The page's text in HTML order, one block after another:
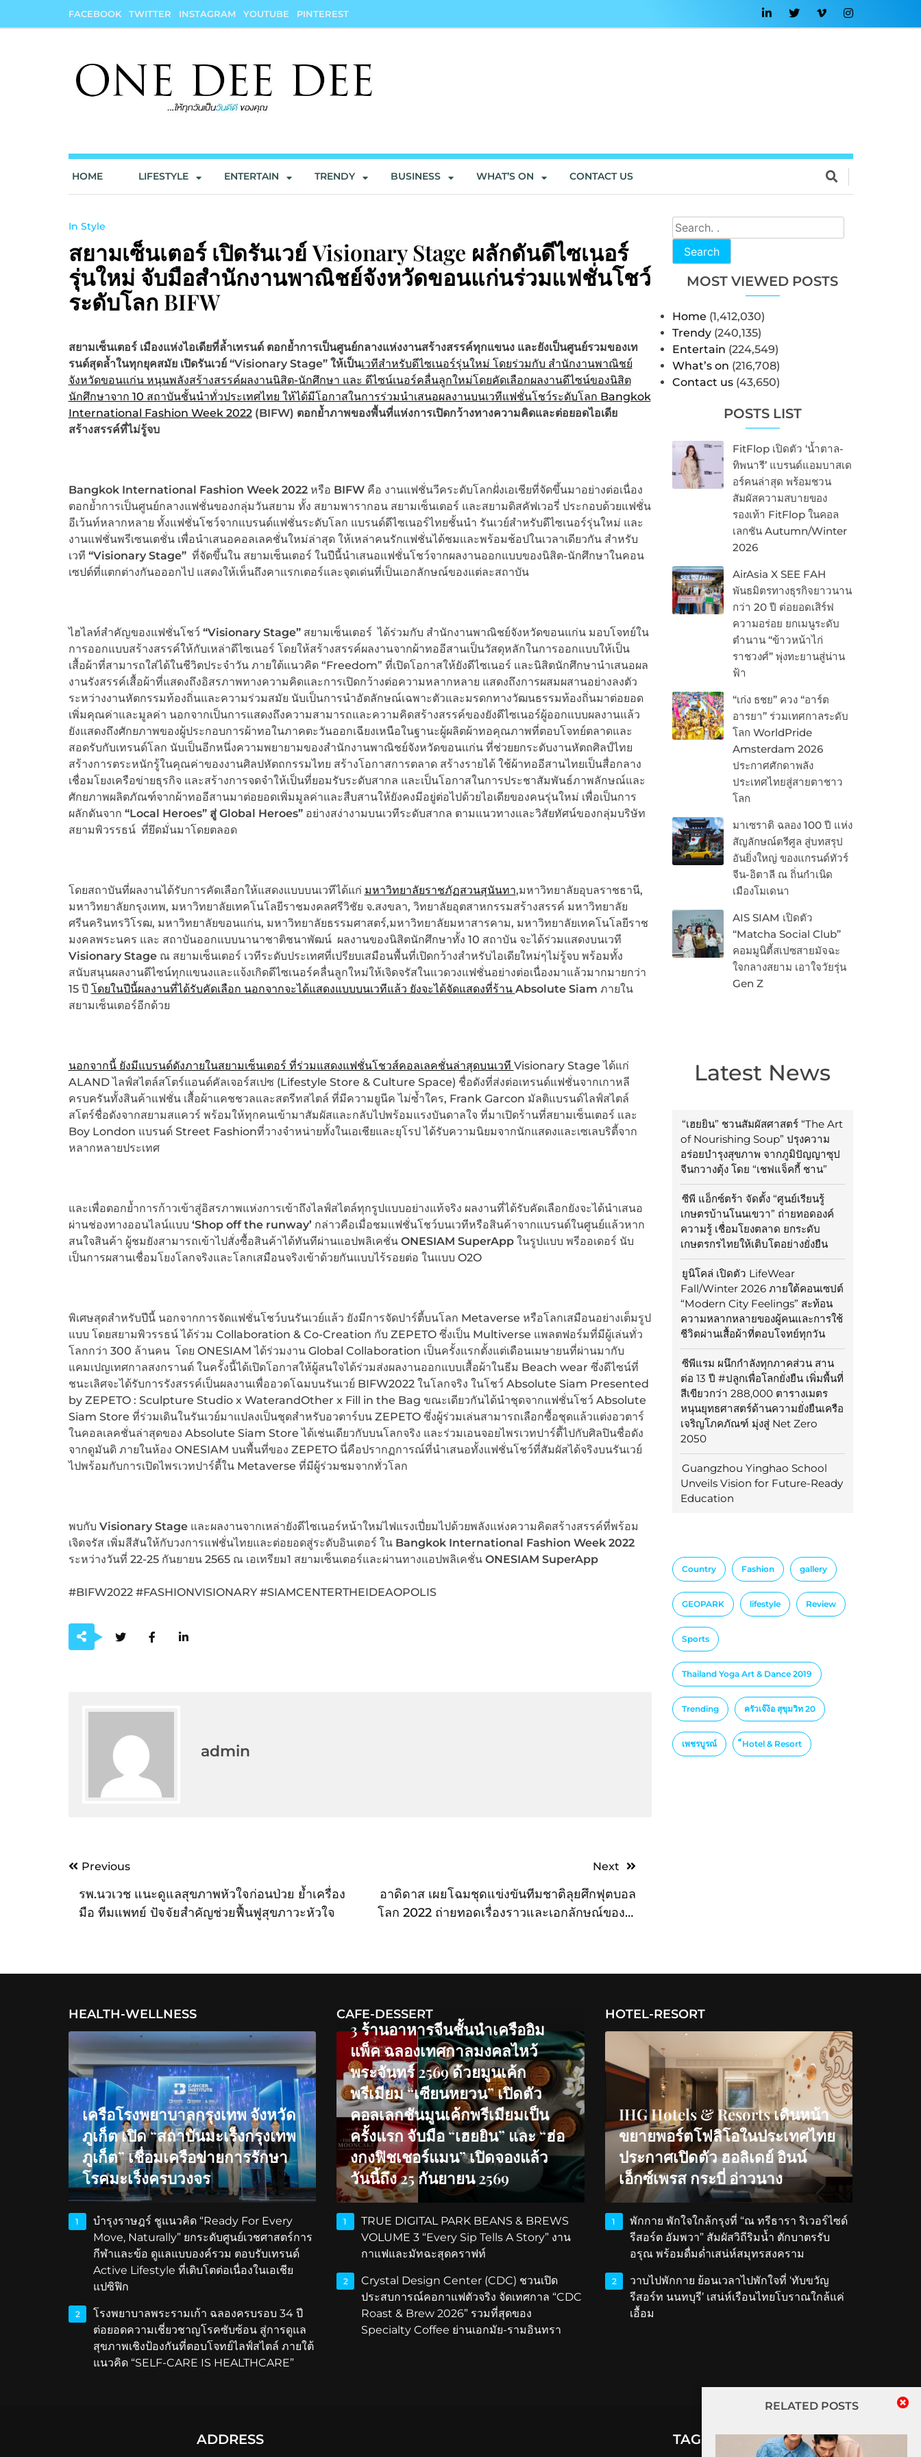
FACEBOOK TWITTER INSTAGRAM YOUTUBE PINTEREST
HOME LIFESTYLE ENTERTAIN TRENDY BUSINESS WHAT’S ON CONTACT US
Search
MOST VIEWED POSTS
Home (1,412,030)
Trendy (240,135)
Entertain (224,549)
What’s on (216,708)
Contact us (43,650)
POSTS LIST
FitFlop เปิดตัว ‘น้ำตาล-
ทิพนารี’ แบรนด์แอมบาสเด
อร์คนล่าสุด พร้อมชวน
สัมผัสความสบายของ
รองเท้า FitFlop ในคอล
เลกชัน Autumn/Winter
2026
AirAsia X SEE FAH
พันธมิตรทางธุรกิจยาวนาน
กว่า 20 ปี ต่อยอดเสิร์ฟ
ความอร่อย ยกเมนูระดับ
ตำนาน “ข้าวหน้าไก่
ราชวงศ์” พุ่งทะยานสู่น่าน
ฟ้า
“เก่ง ธชย” ควง “อาร์ต
อารยา” ร่วมเทศกาลระดับ
โลก WorldPride
Amsterdam 2026
ประกาศศักดาพลัง
ประเทศไทยสู่สายตาชาว
โลก
มาเซราติ ฉลอง 100 ปี แห่ง
สัญลักษณ์ตรีศูล สู่บทสรุป
อันยิ่งใหญ่ ของแกรนด์ทัวร์
จีน-อิตาลี ณ ถิ่นกำเนิด
เมืองโมเดนา
AIS SIAM เปิดตัว
“Matcha Social Club”
คอมมูนิตี้สเปซสายมัจฉะ
ใจกลางสยาม เอาใจวัยรุ่น
Gen Z
Latest News
“เฮยยิน” ชวนสัมผัสศาสตร์ “The Art
of Nourishing Soup” ปรุงความ
อร่อยบำรุงสุขภาพ จากภูมิปัญญาซุป
จีนกวางตุ้ง โดย “เชฟแจ็คกี้ ชาน”
ซีพี แอ็กซ์ตร้า จัดตั้ง “ศูนย์เรียนรู้
เกษตรบ้านโนนเขวา” ถ่ายทอดองค์
ความรู้ เชื่อมโยงตลาด ยกระดับ
เกษตรกรไทยให้เติบโตอย่างยั่งยืน
ยูนิโคล่ เปิดตัว LifeWear
Fall/Winter 2026 ภายใต้คอนเซปต์
“Modern City Feelings” สะท้อน
ความหลากหลายของผู้คนและการใช้
ชีวิตผ่านเสื้อผ้าที่ตอบโจทย์ทุกวัน
ซีพีแรม ผนึกกำลังทุกภาคส่วน สาน
ต่อ 13 ปี #ปลูกเพื่อโลกยั่งยืน เพิ่มพื้นที่
สีเขียวกว่า 288,000 ตารางเมตร
หนุนยุทธศาสตร์ด้านความยั่งยืนเครือ
เจริญโภคภัณฑ์ มุ่งสู่ Net Zero
2050
Guangzhou Yinghao School
Unveils Vision for Future-Ready
Education
Country Fashion gallery
GEOPARK lifestyle Review
Sports
Thailand Yoga Art & Dance 2019
Trending ครัวเจ๊ง้อ สุขุมวิท 20
เพชรบูรณ์ ็Hotel & Resort
In Style
สยามเซ็นเตอร์ เปิดรันเวย์ Visionary Stage ผลักดันดีไซเนอร์
รุ่นใหม่ จับมือสำนักงานพาณิชย์จังหวัดขอนแก่นร่วมแฟชั่นโชว์
ระดับโลก BIFW
สยามเซ็นเตอร์ เมืองแห่งไอเดียที่ล้ำเทรนด์ ตอกย้ำการเป็นศูนย์กลางแห่งงานสร้างสรรค์ทุกแขนง และยังเป็นศูนย์รวมของเท
รนด์สุดล้ำในทุกยุคสมัย เปิดรันเวย์ “Visionary Stage” ให้เป็นเวทีสำหรับดีไซเนอร์รุ่นใหม่ โดยร่วมกับ สำนักงานพาณิชย์
จังหวัดขอนแก่น หนุนพลังสร้างสรรค์ผลงานนิสิต-นักศึกษา และ ดีไซน์เนอร์คลื่นลูกใหม่โดยคัดเลือกผลงานดีไซน์ของนิสิต
นักศึกษาจาก 10 สถาบันชั้นนำทั่วประเทศไทย ให้ได้มีโอกาสในการร่วมนำเสนอผลงานบนเวทีแฟชั่นโชว์ระดับโลก Bangkok
International Fashion Week 2022(BIFW) ตอกย้ำภาพของพื้นที่แห่งการเปิดกว้างทางความคิดและต่อยอดไอเดีย
สร้างสรรค์ที่ไม่รู้จบ
Bangkok International Fashion Week 2022หรือ BIFW คือ งานแฟชั่นวีคระดับโลกฝั่งเอเชียที่จัดขึ้นมาอย่างต่อเนื่อง
ตอกย้ำการเป็นศูนย์กลางแฟชั่นของกลุ่มวันสยาม ทั้ง สยามพารากอน สยามเซ็นเตอร์ และสยามดิสคัฟเวอรี่ ประกอบด้วยแฟชั่น
อีเว้นท์หลากหลาย ทั้งแฟชั่นโชว์จากแบรนด์แฟชั่นระดับโลก แบรนด์ดีไซเนอร์ไทยชั้นนำ รันเวย์สำหรับดีไซเนอร์รุ่นใหม่ และ
งานแฟชั่นพรีเซนเตชั่น เพื่อนำเสนอคอลเลคชั่นใหม่ล่าสุด ให้เหล่าคนรักแฟชั่นได้ชมและพร้อมช้อปในเวลาเดียวกัน สำหรับ
เวที “Visionary Stage”ที่จัดขึ้นใน สยามเซ็นเตอร์ ในปีนี้นำเสนอแฟชั่นโชว์จากผลงานออกแบบของนิสิต-นักศึกษาในคอน
เซปต์ที่แตกต่างกันอออกไป แสดงให้เห็นถึงคาแรกเตอร์และจุดเด่นที่เป็นเอกลักษณ์ของแต่ละสถาบัน
ไฮไลท์สำคัญของแฟชั่นโชว์ “Visionary Stage”สยามเซ็นเตอร์ ได้ร่วมกับ สำนักงานพาณิชย์จังหวัดขอนแก่น มอบโจทย์ใน
การออกแบบสร้างสรรค์ให้กับเหล่าดีไซเนอร์ โดยให้สร้างสรรค์ผลงานจากผ้าทออีสานเป็นวัสดุหลักในการออกแบบให้เป็น
เสื้อผ้าที่สามารถใส่ได้ในชีวิตประจำวัน ภายใต้แนวคิด “Freedom” ที่เปิดโอกาสให้ยังดีไซเนอร์ และนิสิตนักศึกษานำเสนอผล
งานรังสรรค์เสื้อผ้าที่แสดงถึงอิสรภาพทางความคิดและการเปิดกว้างต่อความหลากหลาย แสดงถึงการผสมผสานอย่างลงตัว
ระหว่างงานหัตกรรมท้องถิ่นและความร่วมสมัย นับเป็นการนำอัตลักษณ์เฉพาะตัวและมรดกทางวัฒนธรรมท้องถิ่นมาต่อยอด
เพิ่มคุณค่าและมูลค่า นอกจากเป็นการแสดงถึงความสามารถและความคิดสร้างสรรค์ของยังดีไซเนอร์ผู้ออกแบบผลงานแล้ว
ยังแสดงถึงศักยภาพของผู้ประกอบการผ้าทอในภาคตะวันออกเฉียงเหนือในฐานะผู้ผลิตผ้าทอคุณภาพที่ตอบโจทย์ตลาดและ
สอดรับกับเทรนด์โลก นับเป็นอีกหนึ่งความพยายามของสำนักงานพาณิชย์จังหวัดขอนแก่น ที่ช่วยยกระดับงานหัตถศิลป์ไทย
สร้างการตระหนักรู้ในคุณค่าของงานศิลปหัตถกรรมไทย สร้างโอกาสการตลาด สร้างรายได้ ใช้ผ้าทออีสานไทยเป็นสื่อกลาง
เชื่อมโยงเครือข่ายธุรกิจ และสร้างการจดจำให้เป็นที่ยอมรับระดับสากล และเป็นโอกาสในการประชาสัมพันธ์ภาพลักษณ์และ
ศักยภาพผลิตภัณฑ์จากผ้าทออีสานมาต่อยอดเพิ่มมูลค่าและสืบสานให้ยังคงมีอยู่ต่อไปด้วยไอเดียของคนรุ่นใหม่ เพื่อเป็นการ
ผลักดันจาก “Local Heroes” สู่ Global Heroes”อย่างสง่างามบนเวทีระดับสากล ตามแนวทางและวิสัยทัศน์ของกลุ่มบริษัท
สยามพิวรรธน์ ที่ยึดมั่นมาโดยตลอด
โดยสถาบันที่ผลงานได้รับการคัดเลือกให้แสดงแบบบนเวทีได้แก่ มหาวิทยาลัยราชภัฏสวนสุนันทา,มหาวิทยาลัยอุบลราชธานี,
มหาวิทยาลัยกรุงเทพ, มหาวิทยาลัยเทคโนโลยีราชมงคลศรีวิชัย จ.สงขลา, วิทยาลัยอุตสาหกรรมสร้างสรรค์ มหาวิทยาลัย
ศรีนครินทรวิโรฒ, มหาวิทยาลัยขอนแก่น, มหาวิทยาลัยธรรมศาสตร์,มหาวิทยาลัยมหาสารคาม, มหาวิทยาลัยเทคโนโลยีราช
มงคลพระนคร และ สถาบันออกแบบนานาชาติชนาพัฒน์ ผลงานของนิสิตนักศึกษาทั้ง 10 สถาบัน จะได้ร่วมแสดงบนเวที
Visionary Stageณ สยามเซ็นเตอร์ เวทีระดับประเทศที่เปรียบเสมือนพื้นที่เปิดกว้างสำหรับไอเดียใหม่ๆไม่รู้จบ พร้อมทั้ง
สนับสนุนผลงานดีไซน์ทุกแขนงและแจ้งเกิดดีไซเนอร์คลื่นลูกใหม่ให้เจิดจรัสในแวดวงแฟชั่นอย่างต่อเนื่องมาแล้วมากมายกว่า
15 ปี โดยในปีนี้ผลงานที่ได้รับคัดเลือก นอกจากจะได้แสดงแบบบนเวทีแล้ว ยังจะได้จัดแสดงที่ร้าน Absolute Siam ภายใน
สยามเซ็นเตอร์อีกด้วย
นอกจากนี้ ยังมีแบรนด์ดังภายในสยามเซ็นเตอร์ ที่ร่วมแสดงแฟชั่นโชวส์คอลเลคชั่นล่าสุดบนเวที Visionary Stage ได้แก่
ALAND ไลฟ์สไตล์สโตร์แอนด์คัลเจอร์สเปซ (Lifestyle Store & Culture Space) ชื่อดังที่ส่งต่อเทรนด์แฟชั่นจากเกาหลี
ครบครันทั้งสินค้าแฟชั่น เสื้อผ้าแคชชวลและสตรีทสไตล์ ที่มีความยูนีค ไม่ซ้ำใคร, Frank Garcon มัลติแบรนด์ไลฟ์สไตล์
สโตร์ชื่อดังจากสยามสแควร์ พร้อมให้ทุกคนเข้ามาสัมผัสและกลับไปพร้อมแรงบันดาลใจ ที่มาเปิดร้านที่สยามเซ็นเตอร์ และ
Boy London แบรนด์ Street Fashionที่วางจำหน่ายทั้งในเอเชียและยุโรป ได้รับความนิยมจากนักแสดงและเซเลบริตี้จาก
หลากหลายประเทศ
และเพื่อตอกย้ำการก้าวเข้าสู่อิสรภาพแห่งการเข้าถึงไลฟ์สไตล์ทุกรูปแบบอย่างแท้จริง ผลงานที่ได้รับคัดเลือกยังจะได้นำเสนอ
ผ่านช่องทางออนไลน์แบบ ‘Shop off the runway’ กล่าวคือเมื่อชมแฟชั่นโชว์บนเวทีหรือสินค้าจากแบรนด์ในศูนย์แล้วหาก
สนใจสินค้า ผู้ชมยังสามารถเข้าไปสั่งซื้อสินค้าได้ทันทีผ่านแอปพลิเคชั่น ONESIAM SuperAppในรูปแบบ พรีออเดอร์ นับ
เป็นการผสานเชื่อมโยงโลกจริงและโลกเสมือนจริงเข้าด้วยกันแบบไร้รอยต่อ ในแบบ O2O
พิเศษสุดสำหรับปีนี้ นอกจากการจัดแฟชั่นโชว์บนรันเวย์แล้ว ยังมีการจัดปาร์ตี้บนโลก Metaverse หรือโลกเสมือนอย่างเต็มรูป
แบบ โดยสยามพิวรรธน์ ได้ร่วม Collaboration & Co-Creation กับ ZEPETO ซึ่งเป็น Multiverse แพลตฟอร์มที่มีผู้เล่นทั่ว
โลกกว่า 300 ล้านคน โดย ONESIAM ได้ร่วมงาน Global Collaboration เป็นครั้งแรกตั้งแต่เดือนเมษายนที่ผ่านมากับ
แคมเปญเทศกาลสงกรานต์ ในครั้งนี้ได้เปิดโอกาสให้ผู้สนใจได้ร่วมส่งผลงานออกแบบเสื้อผ้าในธีม Beach wear ซึ่งดีไซน์ที่
ชนะเลิศจะได้รับการรังสรรค์เป็นผลงานเพื่ออวดโฉมบนรันเวย์ BIFW2022 ในโลกจริง ในโชว์ Absolute Siam Presented
by ZEPETO : Sculpture Studio x WaterandOther x Fill in the Bag ขณะเดียวกันได้นำชุดจากแฟชั่นโชว์ Absolute
Siam Store ที่ร่วมเดินในรันเวย์มาแปลงเป็นชุดสำหรับอวตาร์บน ZEPETO ซึ่งผู้ร่วมเล่นสามารถเลือกซื้อชุดแล้วแต่งอวตาร์
ในคอลเลคชั่นล่าสุดของ Absolute Siam Store ได้เช่นเดียวกับบนโลกจริง และร่วมเอนจอยไพรเวทปาร์ตี้ไปกับศิลปินชื่อดัง
จากดูมันดิ ภายในห้อง ONESIAM บนพื้นที่ของ ZEPETO นี่คือปรากฏการณ์ที่นำเสนอทั้งแฟชั่นโชว์ที่สัมผัสได้จริงบนรันเวย์
ไปพร้อมกับการเปิดไพรเวทปาร์ตี้ใน Metaverse ที่มีผู้ร่วมชมจากทั่วโลก
พบกับ Visionary Stageและผลงานจากเหล่ายังดีไซเนอร์หน้าใหม่ไฟแรงเปี่ยมไปด้วยพลังแห่งความคิดสร้างสรรค์ที่พร้อม
เจิดจรัส เพิ่มสีสันให้กับวงการแฟชั่นไทยและต่อยอดสู่ระดับอินเตอร์ ใน Bangkok International Fashion Week 2022
ระหว่างวันที่ 22-25 กันยายน 2565 ณ เอเทรียม1 สยามเซ็นเตอร์และผ่านทางแอปพลิเคชั่น ONESIAM SuperApp
#BIFW2022 #FASHIONVISIONARY #SIAMCENTERTHEIDEAOPOLIS
admin
PostPrevious
รพ.นวเวช แนะดูแลสุขภาพหัวใจก่อนป่วย ย้ำเครื่อง
มือ ทีมแพทย์ ปัจจัยสำคัญช่วยฟื้นฟูสุขภาวะหัวใจ
Next
อาดิดาส เผยโฉมชุดแข่งขันทีมชาติลุยศึกฟุตบอล
โลก 2022 ถ่ายทอดเรื่องราวและเอกลักษณ์ของ 6
RELATED POSTS
HEALTH-WELLNESS
เครือโรงพยาบาลกรุงเทพ จังหวัด
ภูเก็ต เปิด “สถาบันมะเร็งกรุงเทพ
ภูเก็ต” เชื่อมเครือข่ายการรักษา
โรคมะเร็งครบวงจร
1
บำรุงราษฎร์ ชูแนวคิด “Ready For Every
Move, Naturally” ยกระดับศูนย์เวชศาสตร์การ
กีฬาและข้อ ดูแลแบบองค์รวม ตอบรับเทรนด์
Active Lifestyle ที่เติบโตต่อเนื่องในเอเชีย
แปซิฟิก
2
โรงพยาบาลพระรามเก้า ฉลองครบรอบ 34 ปี
ต่อยอดความเชี่ยวชาญโรคซับซ้อน สู่การดูแล
สุขภาพเชิงป้องกันที่ตอบโจทย์ไลฟ์สไตล์ ภายใต้
แนวคิด “SELF-CARE IS HEALTHCARE”
CAFE-DESSERT
3 ร้านอาหารจีนชั้นนำเครืออิม
แพ็ค ฉลองเทศกาลมงคลไหว้
พระจันทร์ 2569 ด้วยมูนเค้ก
พรีเมียม “เซียนหยวน” เปิดตัว
คอลเลกชันมูนเค้กพรีเมียมเป็น
ครั้งแรก จับมือ “เฮยยิน” และ “ฮ่อ
งกงฟิชเชอร์แมน” เปิดจองแล้ว
วันนี้ถึง 25 กันยายน 2569
1
TRUE DIGITAL PARK BEANS & BREWS
VOLUME 3 “Every Sip Tells A Story” งาน
กาแฟและมัทฉะสุดคราฟท์
2
Crystal Design Center (CDC) ชวนเปิด
ประสบการณ์คอกาแฟตัวจริง จัดเทศกาล “CDC
Roast & Brew 2026” รวมที่สุดของ
Specialty Coffee ย่านเอกมัย-รามอินทรา
HOTEL-RESORT
IHG Hotels & Resorts เดินหน้า
ขยายพอร์ตโฟลิโอในประเทศไทย
ประกาศเปิดตัว ฮอลิเดย์ อินน์
เอ็กซ์เพรส กระบี่ อ่าวนาง
1
พักกาย พักใจใกล้กรุงที่ “ณ ทรีธารา ริเวอร์ไซด์
รีสอร์ต อัมพวา” สัมผัสวิถีริมน้ำ ตักบาตรรับ
อรุณ พร้อมดื่มด่ำเสน่ห์สมุทรสงคราม
2
วาบไปพักกาย ย้อนเวลาไปพักใจที่ ‘ทับขวัญ
รีสอร์ท นนทบุรี’ เสน่ห์เรือนไทยโบราณใกล้แค่
เอื้อม
ADDRESS TAGS